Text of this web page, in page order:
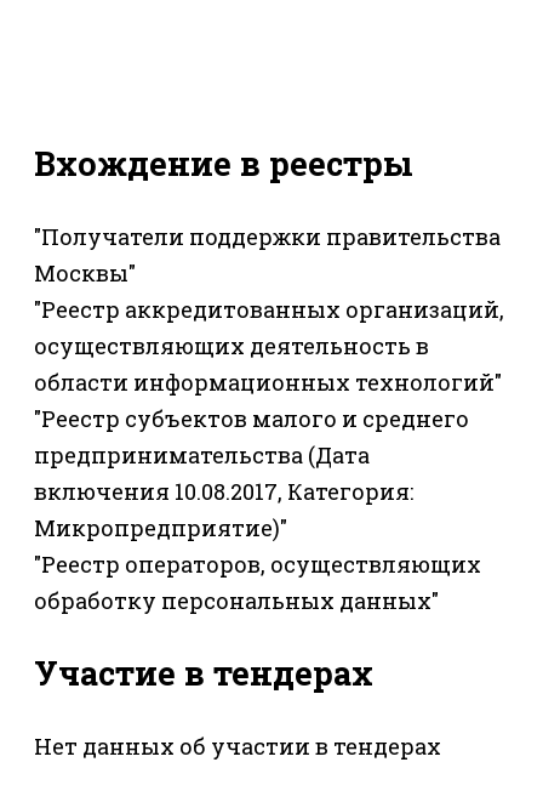
Вхождение в реестры
"Получатели поддержки правительства
Москвы"
"Реестр аккредитованных организаций,
осуществляющих деятельность в
области информационных технологий"
"Реестр субъектов малого и среднего
предпринимательства (Дата
включения 10.08.2017, Категория:
Микропредприятие)"
"Реестр операторов, осуществляющих
обработку персональных данных"
Участие в тендерах
Нет данных об участии в тендерах